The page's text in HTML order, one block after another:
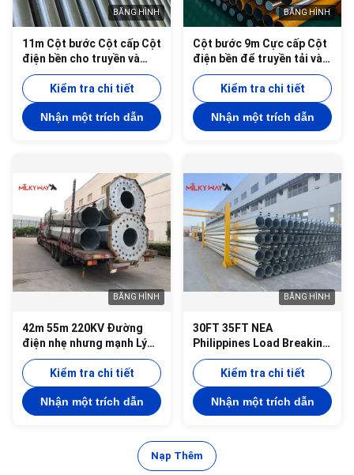
BĂNG HÌNH
11m Cột bước Cột cấp Cột
điện bền cho truyền và
phân phối điện
Kiểm tra chi tiết
Nhận một trích dẫn
BĂNG HÌNH
Cột bước 9m Cực cấp Cột
điện bền để truyền tải và
phân phối điện
Kiểm tra chi tiết
Nhận một trích dẫn
BĂNG HÌNH
42m 55m 220KV Đường
điện nhẹ nhưng mạnh Lý
tưởng để lắp đặt ở các
khu vực xa xôi đòi hỏi cơ
sở hạ tầng điện
Kiểm tra chi tiết
Nhận một trích dẫn
BĂNG HÌNH
30FT 35FT NEA
Philippines Load Breaking
500kg Độ bền không dưới
355 mpaKiểm tra chi tiết
Nhận một trích dẫn
Nạp Thêm